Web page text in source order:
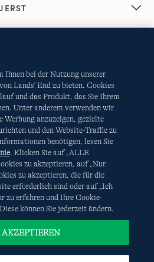
& Sicherheit
auswählen Site Map
Websites
geschützt. Es gelten die
undNutzungsbedingungen
Google.
Ihnen bei der Nutzung unserer
Lands' End zu bieten. Cookies
und das Produkt, das Sie Ihrem
Unter anderem verwenden wir
anzuzeigen, gezielte
und den Website-Traffic zu
benötigen, lesen Sie
. Klicken Sie auf „ALLE
zu akzeptieren, auf „Nur
zu akzeptieren, die für die
erforderlich sind oder auf „Ich
zu erfahren und Ihre Cookie-
können Sie jederzeit ändern.